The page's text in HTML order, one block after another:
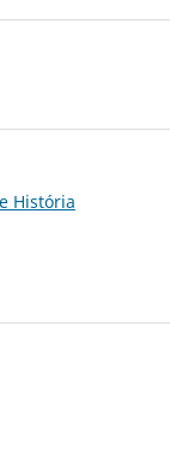
História